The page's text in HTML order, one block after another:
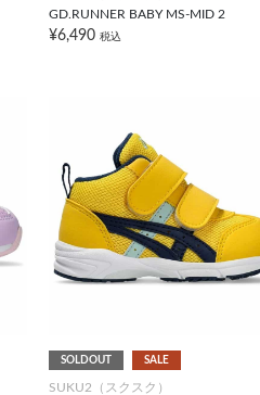
GD.RUNNER BABY MS-MID 2
¥6,490 税込
SOLDOUT SALE
SUKU2（スクスク）